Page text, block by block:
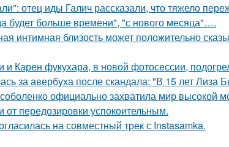
отец иды Галич рассказали, что тяжело
будет больше времени", "с нового месяца"….
интимная близость может положительно
Карен фукухара, в новой фотосессии,
за авербуха после скандала: "В 15 лет
официально захватила мир высокой
от передозировки успокоительным.
на совместный трек с Instasamka.